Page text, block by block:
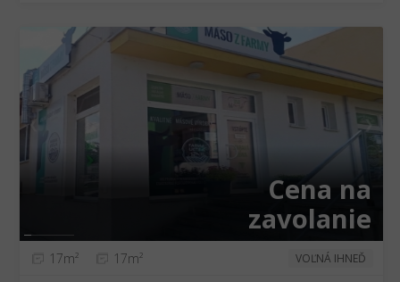
❮ ❯
Cena na
zavolanie
17m² 17m² VOĽNÁ IHNEĎ